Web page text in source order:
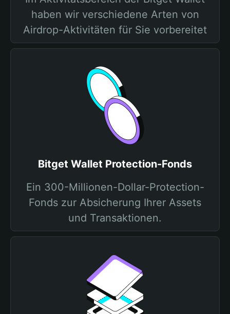
haben wir verschiedene Arten von
Airdrop-Aktivitäten für Sie vorbereitet
Bitget Wallet Protection-Fonds
Ein 300-Millionen-Dollar-Protection-
Fonds zur Absicherung Ihrer Assets
und Transaktionen.